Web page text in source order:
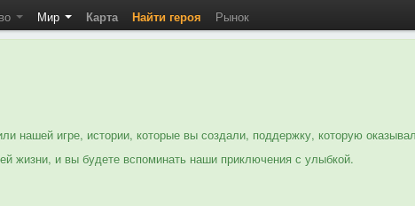
Мир Карта Найти героя Рынок
нашей игре, истории, которые вы создали, поддержку, которую
жизни, и вы будете вспоминать наши приключения с улыбкой.